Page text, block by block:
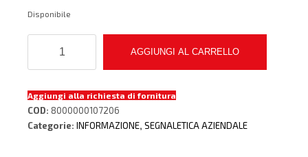
Disponibile
SOTTOPOSTA
VIDEOSORVEGLIATA
PER
RAGIONI
AGGIUNGI AL CARRELLO
Aggiungi alla richiesta di fornitura
COD: 8000000107206
Categorie: INFORMAZIONE, SEGNALETICA AZIENDALE